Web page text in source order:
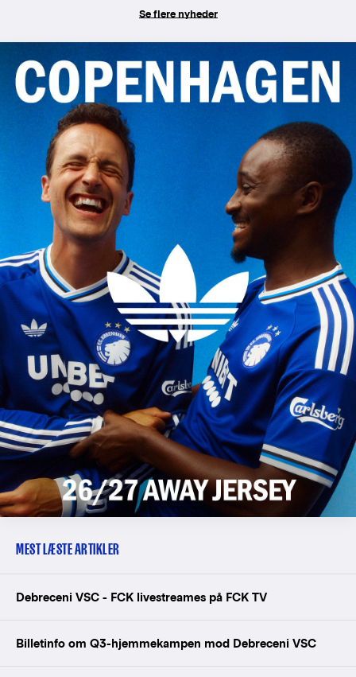
Se flere nyheder
MEST LÆSTE ARTIKLER
Debreceni VSC - FCK livestreames på FCK TV
Billetinfo om Q3-hjemmekampen mod Debreceni VSC